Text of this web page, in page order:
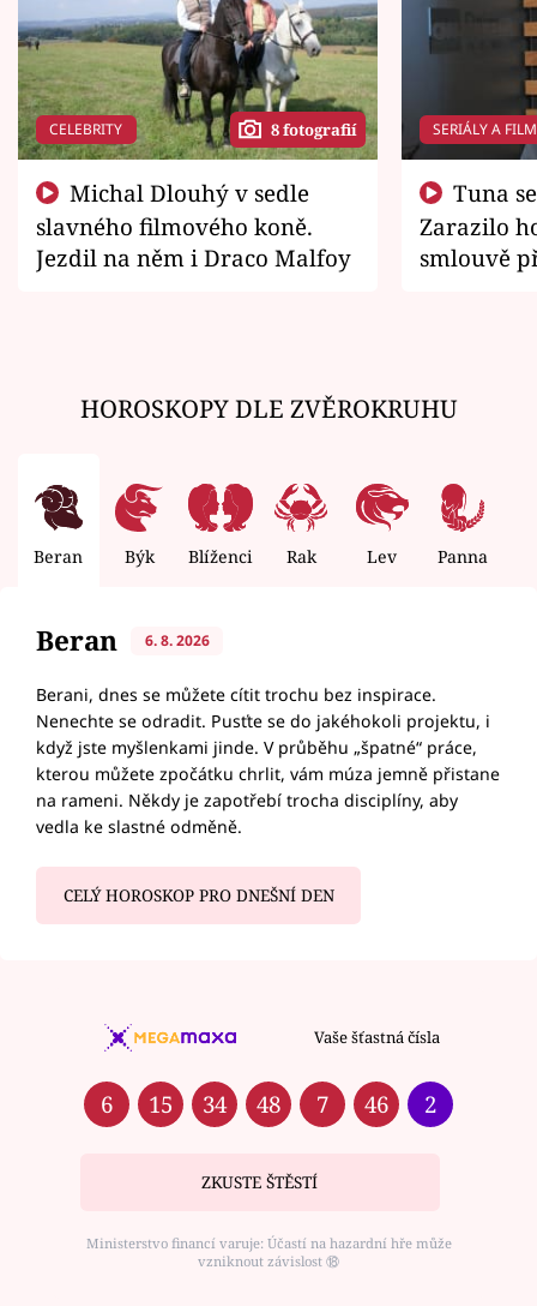
CELEBRITY 8 fotografií
slavného filmového koně.
Jezdil na něm i Draco Malfoy
SERIÁLY A
Zarazilo
smlouvě
HOROSKOPY DLE ZVĚROKRUHU
Beran Býk Blíženci Rak Lev Panna
Beran 6. 8. 2026
Berani, dnes se můžete cítit trochu bez inspirace.
Nenechte se odradit. Pusťte se do jakéhokoli projektu, i
když jste myšlenkami jinde. V průběhu „špatné“ práce,
kterou můžete zpočátku chrlit, vám múza jemně přistane
na rameni. Někdy je zapotřebí trocha disciplíny, aby
vedla ke slastné odměně.
CELÝ HOROSKOP PRO DNEŠNÍ DEN
Vaše šťastná čísla
6 15 34 48 7 46 2
ZKUSTE ŠTĚSTÍ
Ministerstvo financí varuje: Účastí na hazardní hře může
vzniknout závislost ⑱